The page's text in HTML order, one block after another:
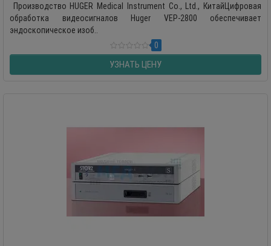
Производство HUGER Medical Instrument Co., Ltd., КитайЦифровая
обработка видеосигналов Huger VEP-2800 обеспечивает
эндоскопическое изоб..
0
УЗНАТЬ ЦЕНУ